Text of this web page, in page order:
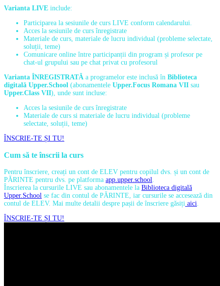
Varianta LIVE include:
Participarea la sesiunile de curs LIVE conform calendarului.
Acces la sesiunile de curs înregistrate
Materiale de curs, materiale de lucru individual (probleme selectate,
soluții, teme)
Comunicare online între participanții din program și profesor pe
chat-ul grupului sau pe chat privat cu profesorul
Varianta ÎNREGISTRATĂ a programelor este inclusă în Biblioteca
digitală Upper.School (abonamentele Upper.Focus Romana VII sau
Upper.Class VII), unde sunt incluse:
Acces la sesiunile de curs înregistrate
Materiale de curs si materiale de lucru individual (probleme
selectate, soluții, teme)
ÎNSCRIE-TE ȘI TU!
Cum să te înscrii la curs
Pentru înscriere, creați un cont de ELEV pentru copilul dvs. și un cont de
PĂRINTE pentru dvs. pe platforma app.upper.school.
Înscrierea la cursurile LIVE sau abonamentele la Biblioteca digitală
Upper.School se fac din contul de PĂRINTE, iar cursurile se accesează din
contul de ELEV. Mai multe detalii despre pașii de înscriere găsiți aici.
ÎNSCRIE-TE ȘI TU!